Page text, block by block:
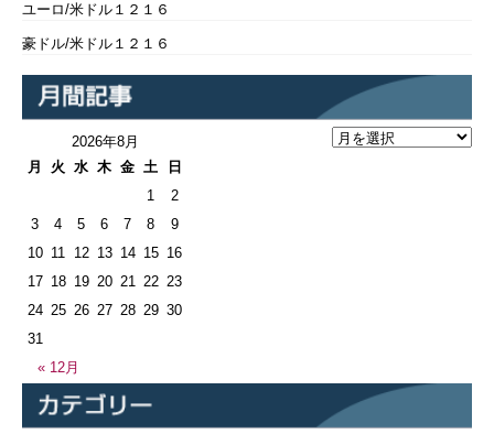
ユーロ/米ドル１２１６
豪ドル/米ドル１２１６
2026年8月
月
火 水 木 金 土 日
« 12月
1
2
3
4 5 6 7 8
9
10 11 12 13 14 15 16
17 18 19 20 21 22 23
24 25 26 27 28 29 30
31